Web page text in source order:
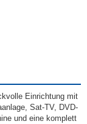
Einrichtung mit
Sat-TV, DVD-
und eine komplett